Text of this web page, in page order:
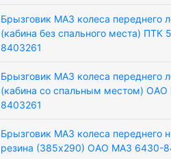
Брызговик МАЗ колеса переднего
(кабина без спального места) ПТК
8403261
Брызговик МАЗ колеса переднего
(кабина со спальным местом)
8403261
Брызговик МАЗ колеса переднего
резина (385х290) ОАО МАЗ 6430-